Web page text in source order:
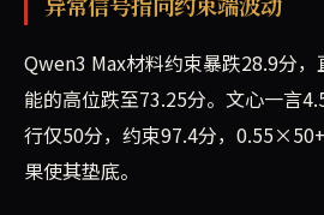
Qwen3 Max材料约束暴跌28.9分
能的高位跌至73.25分。文心一言
行仅50分，约束97.4分，
果使其垫底。